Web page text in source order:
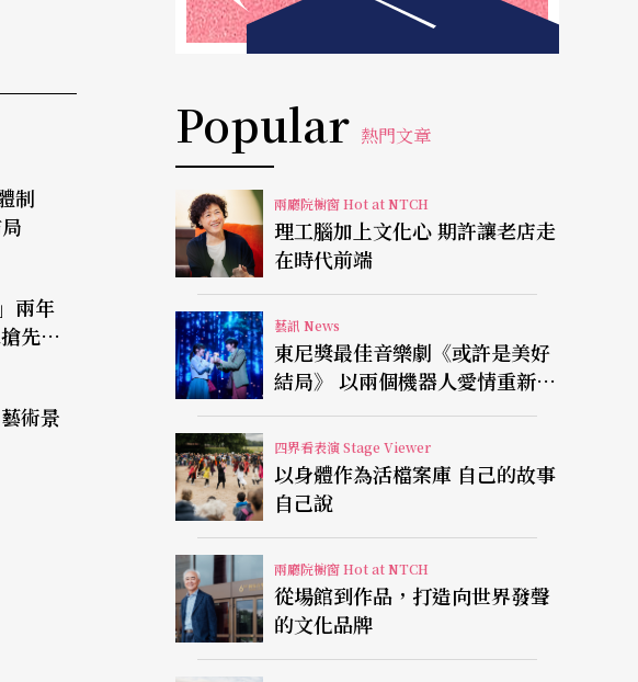
制
兩年
Popular 熱門文章
兩廳院櫥窗 Hot at NTCH
理工腦加上文化心 期許讓老店走
在時代前端
藝訊 News
東尼獎最佳音樂劇《或許是美好
結局》 以兩個機器人愛情重新凝
視有限人生
四界看表演 Stage Viewer
以身體作為活檔案庫 自己的故事
自己說
兩廳院櫥窗 Hot at NTCH
從場館到作品，打造向世界發聲
的文化品牌